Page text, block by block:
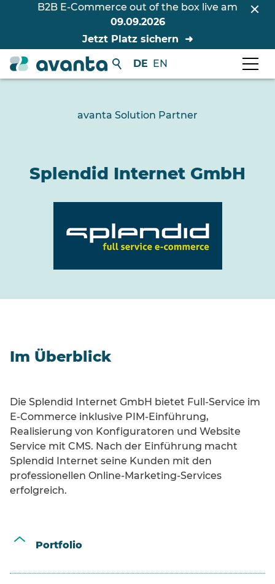
B2B E-Commerce out of the box live am
09.09.2026
Jetzt Platz sichern
DE EN
avanta Solution Partner
Splendid Internet GmbH
Im Überblick
Die Splendid Internet GmbH bietet Full-Service im
E-Commerce inklusive PIM-Einführung,
Realisierung von Konfiguratoren und Website
Service mit CMS. Nach der Einführung macht
Splendid Internet seine Kunden mit den
professionellen Online-Marketing-Services
erfolgreich.
Portfolio